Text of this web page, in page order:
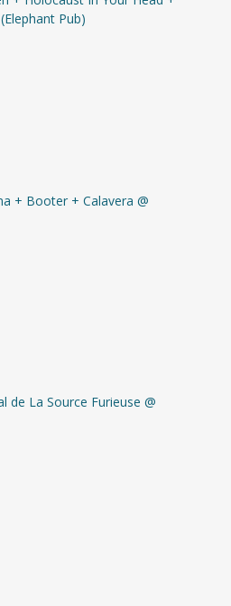
Pub)
+ Booter + Calavera @
de La Source Furieuse @